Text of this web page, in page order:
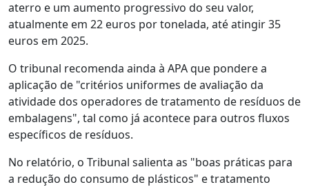
aterro e um aumento progressivo do seu valor,
atualmente em 22 euros por tonelada, até atingir 35
euros em 2025.
O tribunal recomenda ainda à APA que pondere a
aplicação de "critérios uniformes de avaliação da
atividade dos operadores de tratamento de resíduos de
embalagens", tal como já acontece para outros fluxos
específicos de resíduos.
No relatório, o Tribunal salienta as "boas práticas para
a redução do consumo de plásticos" e tratamento